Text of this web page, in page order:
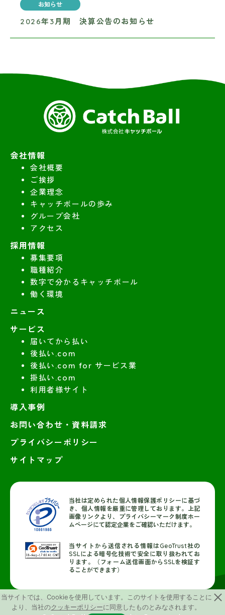
お知らせ
2026年3月期 決算公告のお知らせ
会社情報
会社概要
ご挨拶
企業理念
キャッチボールの歩み
グループ会社
アクセス
採用情報
募集要項
職種紹介
数字で分かるキャッチボール
働く環境
ニュース
サービス
届いてから払い
後払い.com
後払い.com for サービス業
掛払い.com
利用者様サイト
導入事例
お問い合わせ・資料請求
プライバシーポリシー
サイトマップ
当社は定められた個人情報保護ポリシーに基づ
き、個人情報を厳重に管理しております。上記
画像リンクより、プライバシーマーク制度ホー
ムページにて認定企業をご確認いただけます。
当サイトから送信される情報はGeoTrust社の
SSLによる暗号化技術で安全に取り扱われてお
ります。（フォーム送信画面からSSLを検証す
ることができます）
当サイトでは、Cookieを使用しています。このサイトを使用することに
より、当社のクッキーポリシーに同意したものとみなされます。